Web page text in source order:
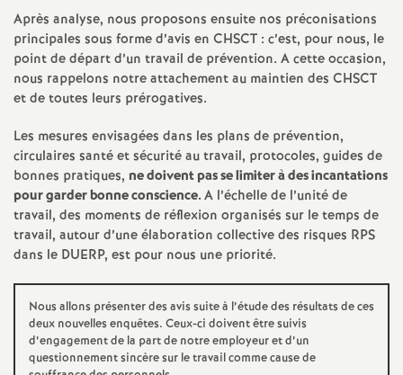
l
é
a
n
s
T
o
u
Après analyse, nous proposons ensuite nos préconisations
principales sous forme d’avis en CHSCT : c’est, pour nous, le
point de départ d’un travail de prévention. A cette occasion,
nous rappelons notre attachement au maintien des CHSCT
et de toutes leurs prérogatives.
Les mesures envisagées dans les plans de prévention,
circulaires santé et sécurité au travail, protocoles, guides de
bonnes pratiques, ne doivent pas se limiter à des incantations
pour garder bonne conscience.A l’échelle de l’unité de
travail, des moments de réflexion organisés sur le temps de
travail, autour d’une élaboration collective des risques RPS
dans le DUERP, est pour nous une priorité.
Nous allons présenter des avis suite à l’étude des résultats de ces
deux nouvelles enquêtes. Ceux-ci doivent être suivis
d’engagement de la part de notre employeur et d’un
questionnement sincère sur le travail comme cause de